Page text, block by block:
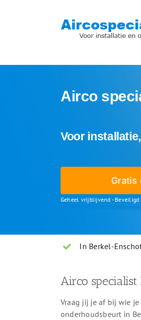
Airco
Voor
Gratis
Geheel vrijblijvend - Beveiligd
In Berkel-
Airco specialist
Vraag jij je af bij wie
onderhoudsbeurt in